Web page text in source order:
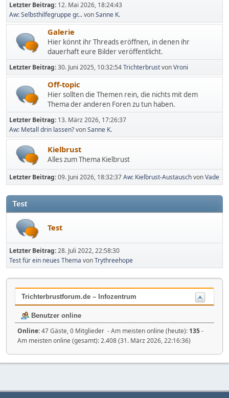
Letzter Beitrag: 12. Mai 2026, 18:24:43
Aw: Selbsthilfegruppe gr...vonSanne K.
Galerie
Hier könnt ihr Threads eröffnen, in denen ihr
dauerhaft eure Bilder veröffentlicht.
Letzter Beitrag:30. Juni 2025, 10:32:54TrichterbrustvonVroni
Off-topic
Hier sollten die Themen rein, die nichts mit dem
Thema der anderen Foren zu tun haben.
Letzter Beitrag: 13. März 2026, 17:26:37
Aw: Metall drin lassen?vonSanne K.
Kielbrust
Alles zum Thema Kielbrust
Letzter Beitrag:09. Juni 2026, 18:32:37Aw: Kielbrust-AustauschvonVade
Test
Test
Letzter Beitrag:28. Juli 2022, 22:58:30
Test für ein neues Thema vonTrythreehope
Trichterbrustforum.de – Infozentrum
Benutzer online
Online:47 Gäste, 0 Mitglieder - Am meisten online (heute): 135-
Am meisten online (gesamt): 2.408 (31. März 2026, 22:16:36)